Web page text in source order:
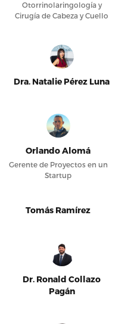
Otorrinolaringología y
Cirugía de Cabeza y Cuello
Dra. Natalie Pérez Luna
Orlando Alomá
Gerente de Proyectos en un
Startup
Tomás Ramírez
Dr. Ronald Collazo
Pagán